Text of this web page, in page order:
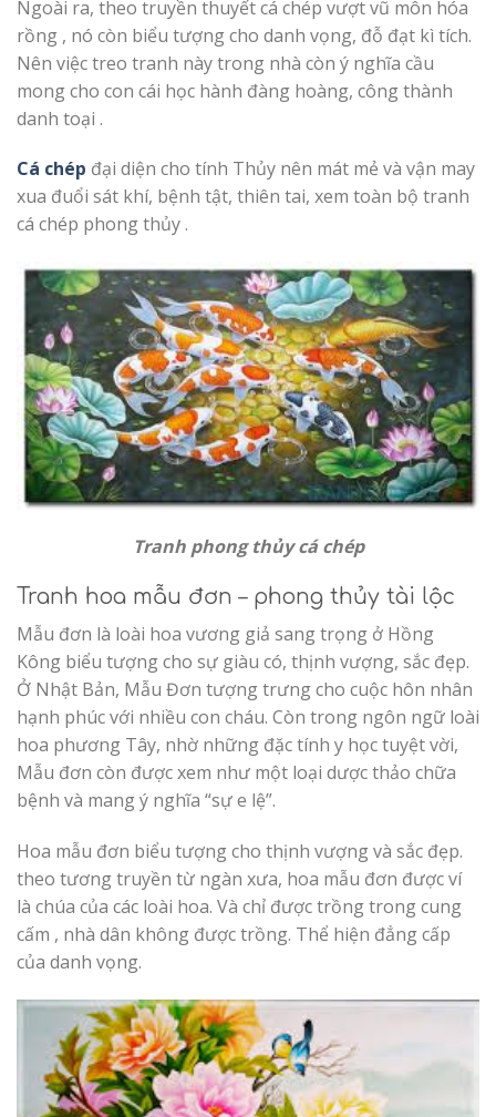
Ngoài ra, theo truyền thuyết cá chép vượt vũ môn hóa
rồng , nó còn biểu tượng cho danh vọng, đỗ đạt kì tích.
Nên việc treo tranh này trong nhà còn ý nghĩa cầu
mong cho con cái học hành đàng hoàng, công thành
danh toại .
Cá chép đại diện cho tính Thủy nên mát mẻ và vận may
xua đuổi sát khí, bệnh tật, thiên tai, xem toàn bộ tranh
cá chép phong thủy .
Tranh phong thủy cá chép
Tranh hoa mẫu đơn – phong thủy tài lộc
Mẫu đơn là loài hoa vương giả sang trọng ở Hồng
Kông biểu tượng cho sự giàu có, thịnh vượng, sắc đẹp.
Ở Nhật Bản, Mẫu Đơn tượng trưng cho cuộc hôn nhân
hạnh phúc với nhiều con cháu. Còn trong ngôn ngữ loài
hoa phương Tây, nhờ những đặc tính y học tuyệt vời,
Mẫu đơn còn được xem như một loại dược thảo chữa
bệnh và mang ý nghĩa “sự e lệ”.
Hoa mẫu đơn biểu tượng cho thịnh vượng và sắc đẹp.
theo tương truyền từ ngàn xưa, hoa mẫu đơn được ví
là chúa của các loài hoa. Và chỉ được trồng trong cung
cấm , nhà dân không được trồng. Thể hiện đẳng cấp
của danh vọng.